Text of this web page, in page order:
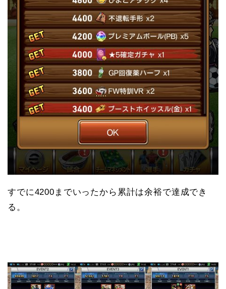
すでに4200までいったから累計は余裕で達成でき
る。